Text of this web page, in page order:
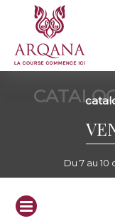
Du 7 au